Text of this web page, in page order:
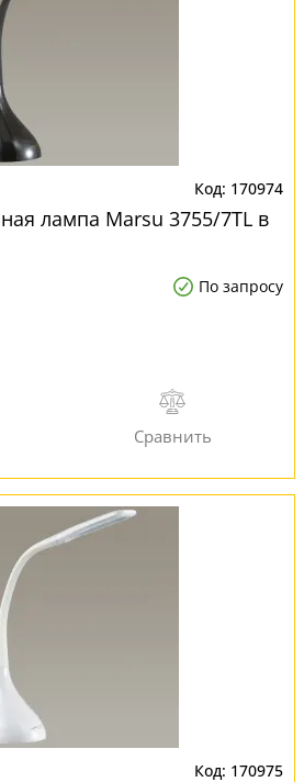
170974
лампа Marsu 3755/7TL в
По запросу
170975